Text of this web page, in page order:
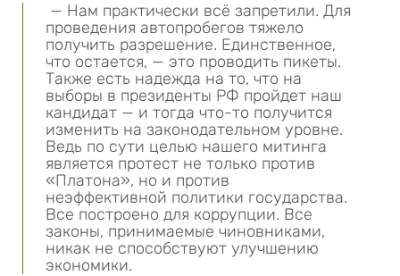
— Нам практически всё запретили. Для
проведения автопробегов тяжело
получить разрешение. Единственное,
что остается, — это проводить пикеты.
Также есть надежда на то, что на
выборы в президенты РФ пройдет наш
кандидат — и тогда что-то получится
изменить на законодательном уровне.
Ведь по сути целью нашего митинга
является протест не только против
«Платона», но и против
неэффективной политики государства.
Все построено для коррупции. Все
законы, принимаемые чиновниками,
никак не способствуют улучшению
экономики.